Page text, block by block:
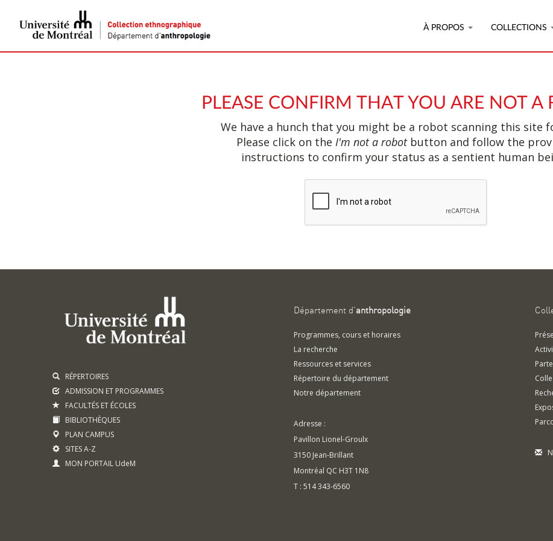
À PROPOS COLLECTIONS
PLEASE CONFIRM THAT YOU ARE NOT A
We have a hunch that you might be a robot scanning this site
Please click on the I'm not a robotbutton and follow the
instructions to confirm your status as a sentient human
RÉPERTOIRES
ADMISSION ET PROGRAMMES
FACULTÉS ET ÉCOLES
BIBLIOTHÈQUES
PLAN CAMPUS
SITES A-Z
MON PORTAIL UdeM
Département d'anthropologie
Programmes, cours et horaires
La recherche
Ressources et services
Répertoire du département
Notre département
Adresse :
Pavillon Lionel-Groulx
3150 Jean-Brillant
Montréal QC H3T 1N8
T : 514 343-6560